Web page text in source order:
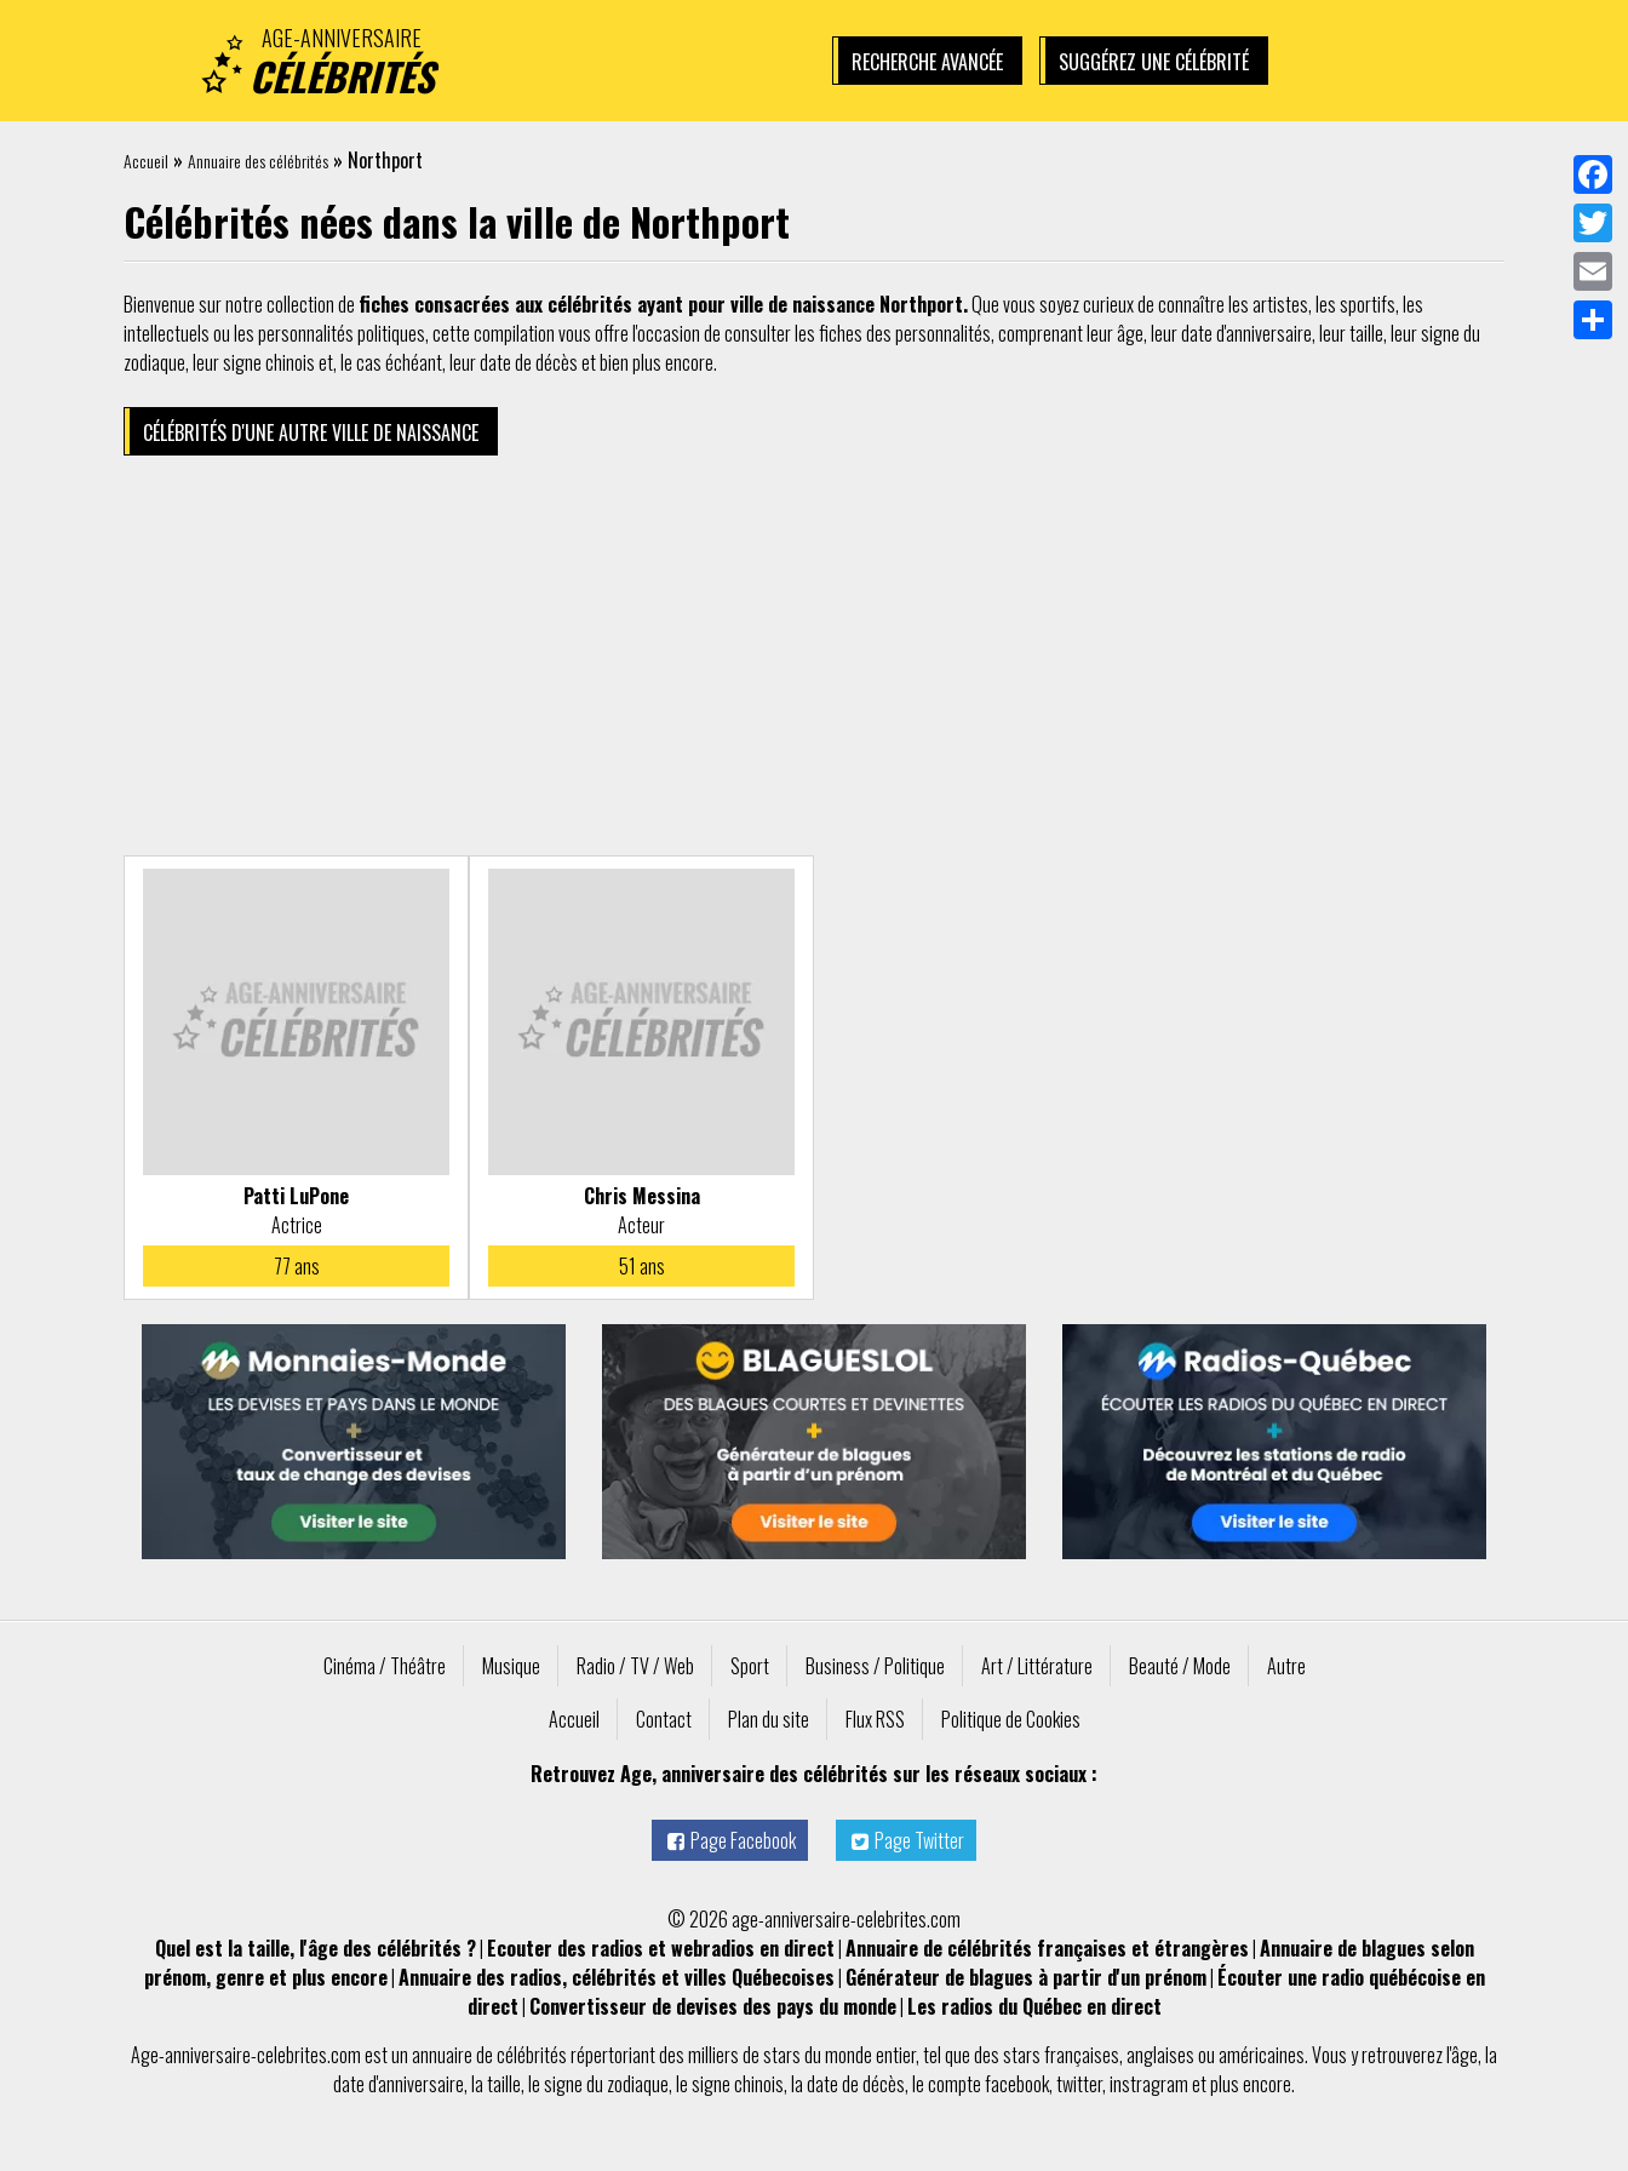
AGE-ANNIVERSAIRE
CÉLÉBRITÉS RECHERCHE AVANCÉE SUGGÉREZ UNE CÉLÉBRITÉ
Accueil » Annuaire des célébrités » Northport
Célébrités nées dans la ville de Northport
Bienvenue sur notre collection de fiches consacrées aux célébrités ayant pour ville de naissance Northport.Que vous soyez curieux de connaître les artistes, les sportifs, les
intellectuels ou les personnalités politiques, cette compilation vous offre l'occasion de consulter les fiches des personnalités, comprenant leur âge, leur date d'anniversaire, leur taille, leur signe du
zodiaque, leur signe chinois et, le cas échéant, leur date de décès et bien plus encore.
CÉLÉBRITÉS D'UNE AUTRE VILLE DE NAISSANCE
Patti LuPone
Actrice
77ans
Chris Messina
Acteur
51 ans
Cinéma / Théâtre Musique Radio / TV / Web Sport Business / Politique Art / Littérature Beauté / Mode
Autre
Accueil
Contact Plan du site Flux RSS
Politique de Cookies
Retrouvez Age, anniversaire des célébrités sur les réseaux sociaux :
Page Facebook Page Twitter
© 2026 age-anniversaire-celebrites.com
Quel est la taille, l'âge des célébrités ?| Ecouter des radios et webradios en direct|Annuaire de célébrités françaises et étrangères|Annuaire de blagues selon
prénom, genre et plus encore|Annuaire des radios, célébrités et villes Québecoises| Générateur de blagues à partir d'un prénom| Écouter une radio québécoise en
direct| Convertisseur de devises des pays du monde| Les radios du Québec en direct
Age-anniversaire-celebrites.comest unannuaire de célébritésrépertoriant des milliers de stars du monde entier, tel que desstars françaises,anglaisesouaméricaines. Vous y retrouverez l'âge, la
date d'anniversaire, lataille, lesigne du zodiaque, lesigne chinois, ladate de décès, le comptefacebook,twitter,instragramet plus encore.
Twitter
Email